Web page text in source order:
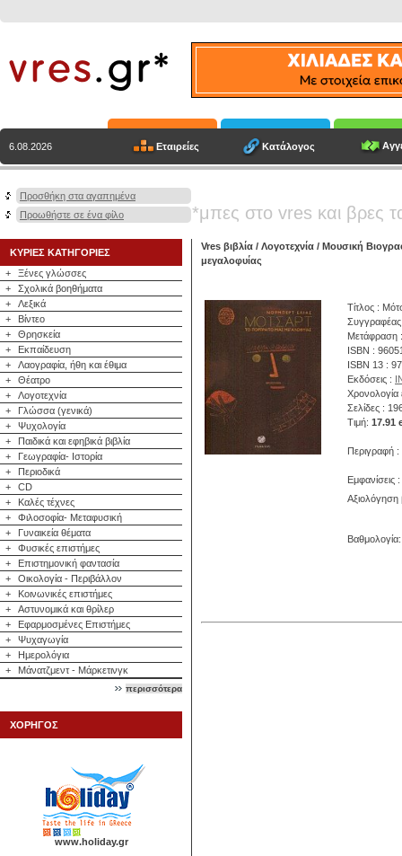
6.08.2026 Εταιρείες Κατάλογος
Προσθήκη στα αγαπημένα
Προωθήστε σε ένα φίλο
*μπες στο vres και βρες
ΚΥΡΙΕΣ ΚΑΤΗΓΟΡΙΕΣ
+
Ξένες γλώσσες
+
Σχολικά βοηθήματα
+
Λεξικά
+
Βίντεο
+
Θρησκεία
+
Εκπαίδευση
+
Λαογραφία, ήθη και έθιμα
+
Θέατρο
+
Λογοτεχνία
+
Γλώσσα (γενικά)
+
Ψυχολογία
+
Παιδικά και εφηβικά βιβλία
+
Γεωγραφία- Ιστορία
+
Περιοδικά
+
CD
+
Καλές τέχνες
+
Φιλοσοφία- Μεταφυσική
+
Γυναικεία θέματα
+
Φυσικές επιστήμες
+
Επιστημονική φαντασία
+
Οικολογία - Περιβάλλον
+
Κοινωνικές επιστήμες
+
Αστυνομικά και θρίλερ
+
Εφαρμοσμένες Επιστήμες
+
Ψυχαγωγία
+
Ημερολόγια
+
Μάνατζμεντ - Μάρκετινγκ
περισσότερα
ΧΟΡΗΓΟΣ
www.holiday.gr
Vres βιβλία / Λογοτεχνία / Μουσική
μεγαλοφυίας
Τίτλος :
Μετάφραση
ISBN :
ISBN 13 :
Εκδόσεις :
Σελίδες :
Τιμή: 17.91
Περιγραφή
Εμφανίσεις
Αξιολόγηση